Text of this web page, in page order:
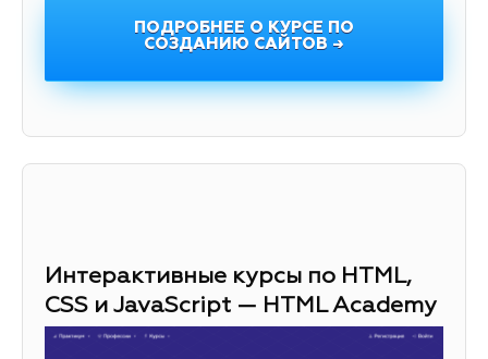
ПОДРОБНЕЕ О КУРСЕ ПО
СОЗДАНИЮ САЙТОВ →
Интерактивные курсы по HTML,
CSS и JavaScript — HTML Academy